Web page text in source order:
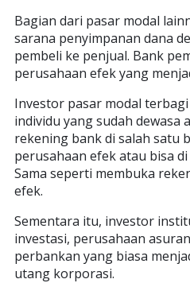
Bagian dari pasar modal
sarana penyimpanan dana
pembeli ke penjual. Bank
perusahaan efek yang
Investor pasar modal
individu yang sudah dewasa
rekening bank di salah satu
perusahaan efek atau bisa
Sama seperti membuka
efek.
Sementara itu, investor
investasi, perusahaan
perbankan yang biasa
utang korporasi.